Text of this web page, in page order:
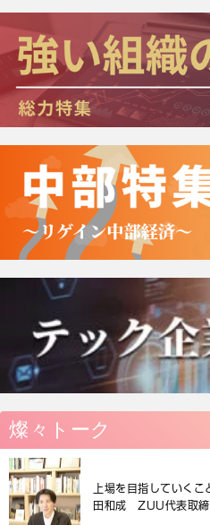
燦々トーク
上場を目指していく
田和成 ZUU代表取締